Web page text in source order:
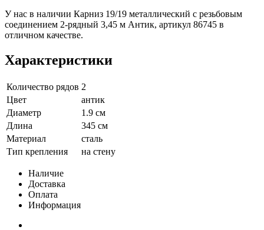
У нас в наличии Карниз 19/19 металлический с резьбовым
соединением 2-рядный 3,45 м Антик, артикул 86745 в
отличном качестве.
Характеристики
Количество рядов 2
Цвет
антик
Диаметр
1.9 см
Длина
345 см
Материал
сталь
Тип крепления
на стену
Наличие
Доставка
Оплата
Информация